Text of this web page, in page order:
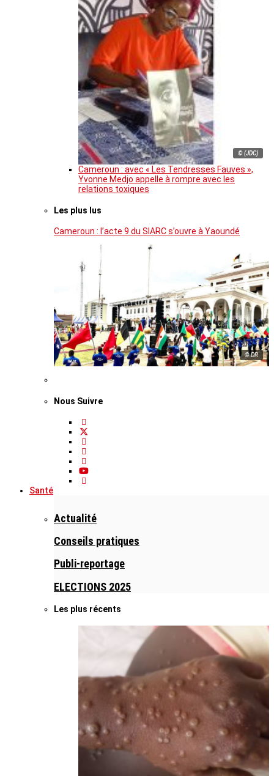
© (JDC)
Cameroun : avec « Les Tendresses Fauves »,
Yvonne Medjo appelle à rompre avec les
relations toxiques
Les plus lus
Cameroun : l’acte 9 du SIARC s’ouvre à Yaoundé
© DR
Nous Suivre
Santé
Actualité
Conseils pratiques
Publi-reportage
ELECTIONS 2025
Les plus récents